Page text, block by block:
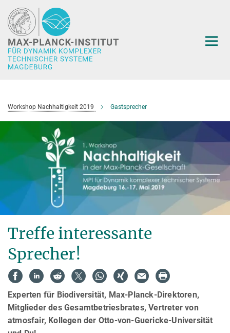
Hauptinhalt
Workshop Nachhaltigkeit 2019 Gastsprecher
Treffe interessante
Sprecher!
Experten für Biodiversität, Max-Planck-Direktoren,
Mitglieder des Gesamtbetriesbrates, Vertreter von
atmosfair, Kollegen der Otto-von-Guericke-Universität